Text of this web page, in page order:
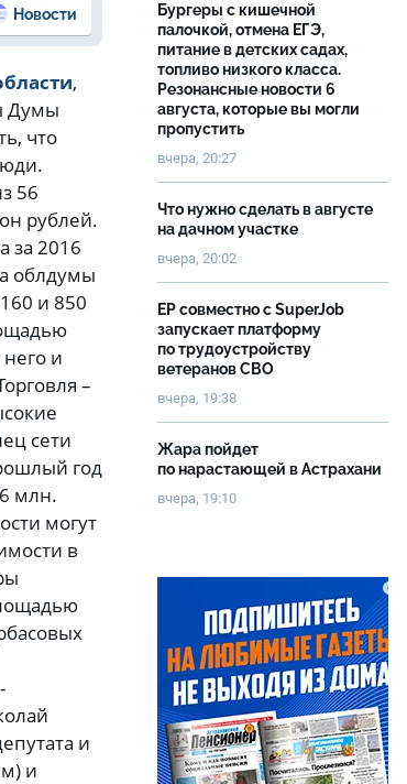
Новости
,
Думы
что
56
рублей.
за 2016
облдумы
и 850
и
–
сети
год
млн.
могут
в
и
и
Бургеры с кишечной
палочкой, отмена ЕГЭ,
питание в детских садах,
топливо низкого класса.
Резонансные новости 6
августа, которые вы могли
пропустить
вчера, 20:27
Что нужно сделать в августе
на дачном участке
вчера, 20:02
ЕР совместно с SuperJob
запускает платформу
по трудоустройству
ветеранов СВО
вчера, 19:38
Жара пойдет
по нарастающей в Астрахани
вчера, 19:10